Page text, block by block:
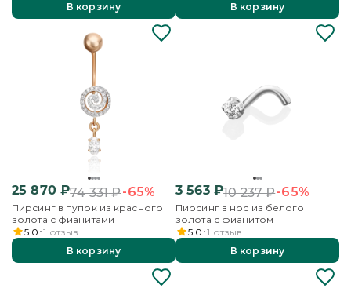
В корзину
В корзину
25 870₽74 331₽-65%
Пирсинг в пупок из красного
золота с фианитами
5.0 1 отзыв
В корзину
3 563₽10 237₽-65%
Пирсинг в нос из белого
золота с фианитом
5.0 1 отзыв
В корзину